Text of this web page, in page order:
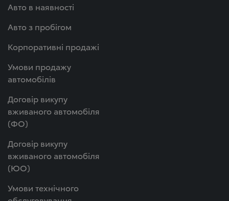
Авто в наявності
Авто з пробігом
Корпоративні продажі
Умови продажу
автомобілів
Договір викупу
вживаного автомобіля
(ФО)
Договір викупу
вживаного автомобіля
(ЮО)
Умови технічного